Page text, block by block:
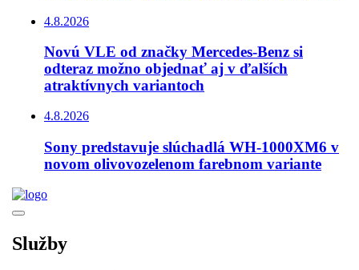
4.8.2026
Novú VLE od značky Mercedes-Benz si
odteraz možno objednať aj v ďalších
atraktívnych variantoch
4.8.2026
Sony predstavuje slúchadlá WH-1000XM6 v
novom olivovozelenom farebnom variante
Služby